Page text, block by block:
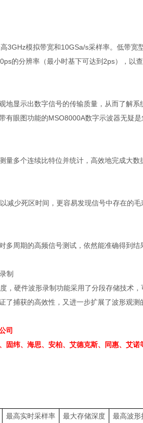
3GHz模拟带宽和10GSa/s采样率。低带宽
的分辨率（最小时基下可达到 2ps），以
地显示出数字信号的传输质量，从而了解
有眼图功能的MSO8000A数字示波器无疑
量多个连续比特位并统计，高效地完成大数
减少死区时间，更容易发现信号中存在的
多周期的高频信号测试，依然能准确得到结
制
，硬件波形录制功能采用了分段存储技术
了捕获的高效性，又进一步扩展了波形观测
司
固纬、海思、安柏、艾德克斯、同惠、艾诺
最高实时采样率 最大存储深度 最高波形